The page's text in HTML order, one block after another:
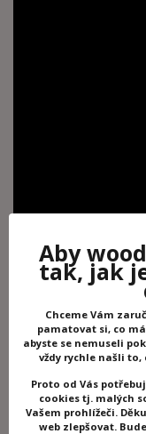
Aby
tak, jak
Chceme Vám
pamatovat si, co
abyste se nemuseli
vždy rychle našli
Proto od Vás
cookies tj. malých
Vašem prohlížeči.
web zlepšovat.